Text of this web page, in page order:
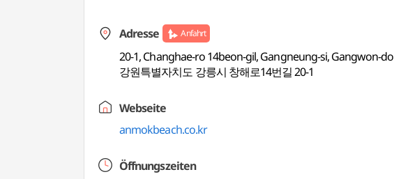
Adresse Anfahrt
20-1, Changhae-ro 14beon-gil, Gangneung-si, Gangwon-do
강원특별자치도 강릉시 창해로14번길 20-1
Webseite
anmokbeach.co.kr
Öffnungszeiten